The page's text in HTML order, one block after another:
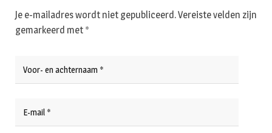
Je e-mailadres wordt niet gepubliceerd.Vereiste velden zijn
gemarkeerd met *